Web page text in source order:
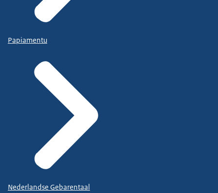
Papiamentu
Nederlandse Gebarentaal